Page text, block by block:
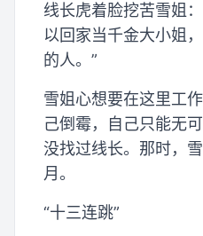
线长虎着脸挖苦雪姐
以回家当千金大小姐
的人。”
雪姐心想要在这里工
己倒霉，自己只能无
没找过线长。那时，
月。
“十三连跳”